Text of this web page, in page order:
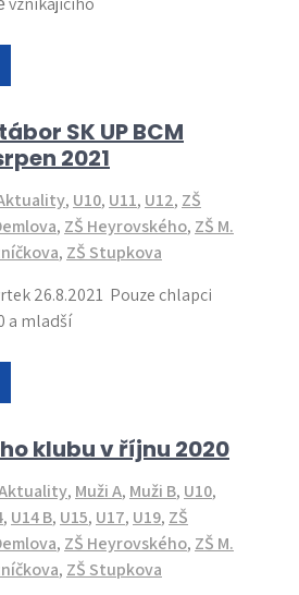
SK UP BCM
2021
, U10, U11, U12, ZŠ
, ZŠ Heyrovského, ZŠ M.
, ZŠ Stupkova
26.8.2021 Pouze chlapci
a mladší
klubu v říjnu 2020
, Muži A, Muži B, U10,
, U14 B, U15, U17, U19, ZŠ
, ZŠ Heyrovského, ZŠ M.
, ZŠ Stupkova